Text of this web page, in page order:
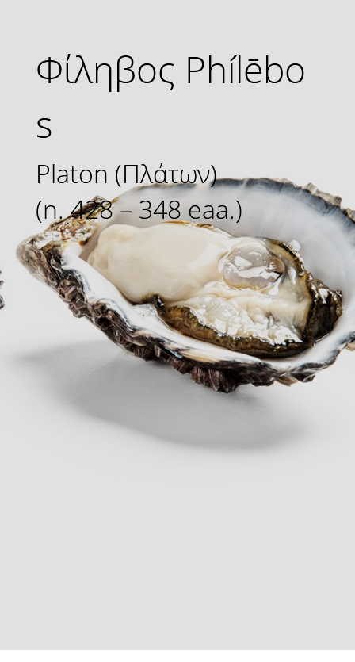
Φίληβος Phílēbo
s
Platon (Πλάτων)
(n. 428 – 348 eaa.)